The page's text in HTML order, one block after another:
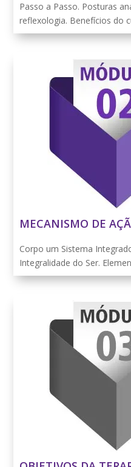
Passo a Passo. Posturas
reflexologia. Benefícios do
MECANISMO DE
Corpo um Sistema
Integralidade do Ser.